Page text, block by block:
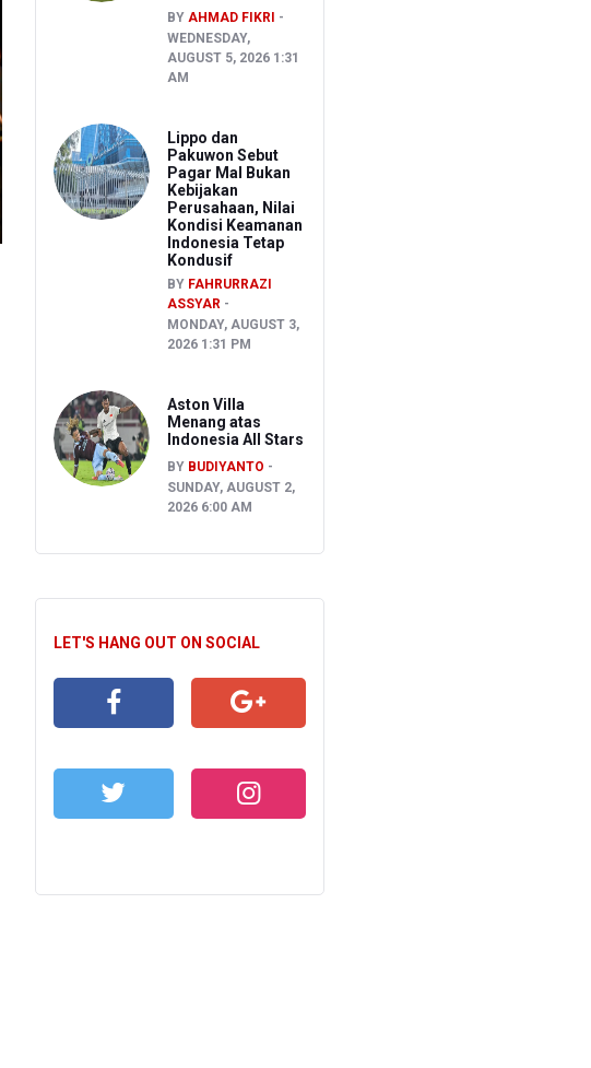
BY AHMAD FIKRI
WEDNESDAY,
AUGUST 5, 2026 1:31
AM
Lippo dan
Pakuwon Sebut
Pagar Mal Bukan
Kebijakan
Perusahaan, Nilai
Kondisi Keamanan
Indonesia Tetap
Kondusif
BY FAHRURRAZI
ASSYAR
MONDAY, AUGUST 3,
2026 1:31 PM
Aston Villa
Menang atas
Indonesia All Stars
BY BUDIYANTO
SUNDAY, AUGUST 2,
2026 6:00 AM
LET'S HANG OUT ON SOCIAL